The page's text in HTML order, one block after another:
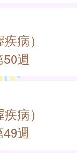
病）
週
病）
週